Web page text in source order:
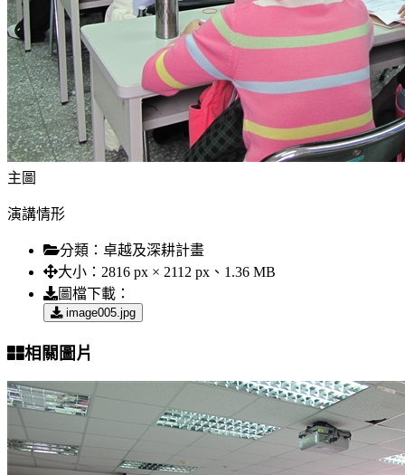
主圖
演講情形
分類： 卓越及深耕計畫
大小： 2816 px × 2112 px、1.36 MB
圖檔下載：
image005.jpg
相關圖片